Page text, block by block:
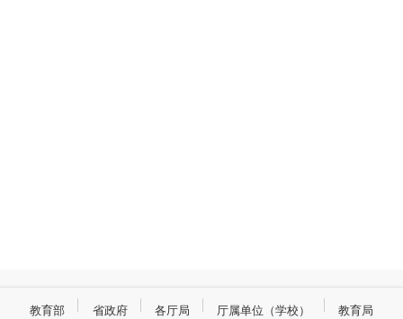
教育部 省政府 各厅局 厅属单位（学校） 教育局